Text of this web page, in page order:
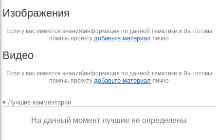
Изображения
Если у вас имеются знания\информация по данной тематике и Вы готовы
помочь проекту добавьте материал лично
Видео
Если у вас имеются знания\информация по данной тематике и Вы готовы
помочь проекту добавьте материал лично
▾ Лучшие комментарии
На данный момент лучшие не определены